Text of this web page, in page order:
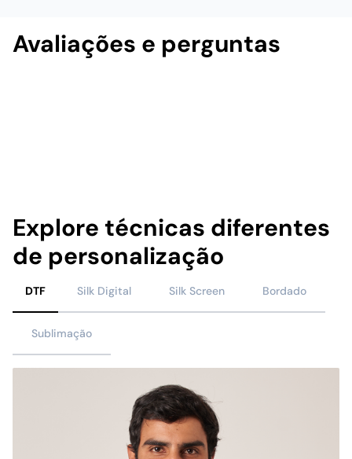
Avaliações e perguntas
Explore técnicas diferentes
de personalização
DTF Silk Digital Silk Screen Bordado
Sublimação